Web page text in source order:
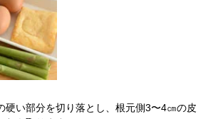
硬い部分を切り落とし、根元側3〜4㎝の皮